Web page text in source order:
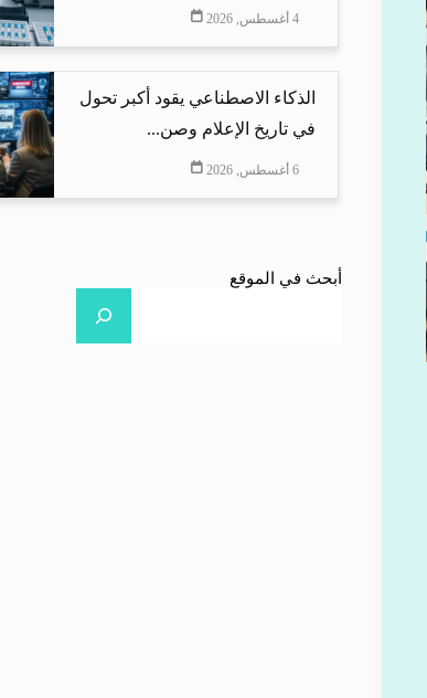
4 أغسطس, 2026
الذكاء الاصطناعي يقود أكبر تحول
في تاريخ الإعلام وصن...
6 أغسطس, 2026
أبحث في الموقع